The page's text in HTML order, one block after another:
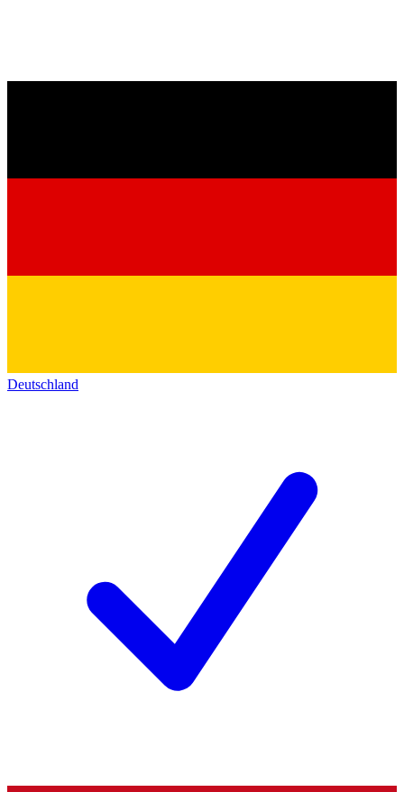
Deutschland